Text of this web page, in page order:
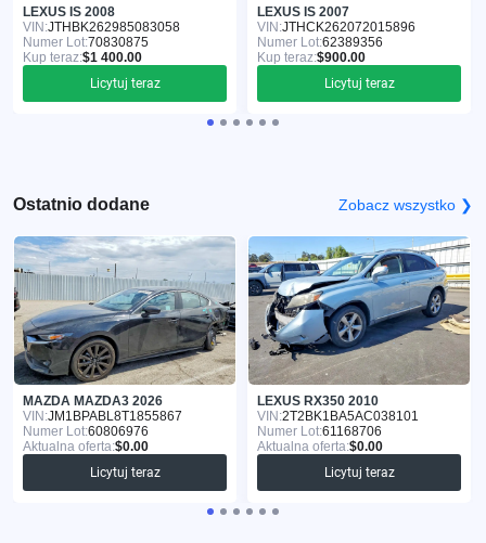
LEXUS IS 2008
VIN:JTHBK262985083058
Numer Lot:70830875
Kup teraz:$1 400.00
Licytuj teraz
LEXUS IS 2007
VIN:JTHCK262072015896
Numer Lot:62389356
Kup teraz:$900.00
Licytuj teraz
Ostatnio dodane Zobacz wszystko ❯
MAZDA MAZDA3 2026
VIN:JM1BPABL8T1855867
Numer Lot:60806976
Aktualna oferta:$0.00
Licytuj teraz
LEXUS RX350 2010
VIN:2T2BK1BA5AC038101
Numer Lot:61168706
Aktualna oferta:$0.00
Licytuj teraz